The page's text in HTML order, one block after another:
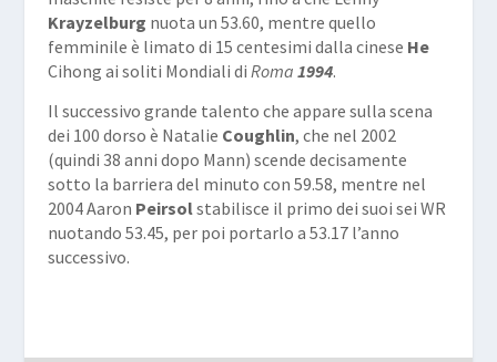
Krayzelburg nuota un 53.60, mentre quello
femminile è limato di 15 centesimi dalla cinese He
Cihong ai soliti Mondiali di Roma 1994.
Il successivo grande talento che appare sulla scena
dei 100 dorso è Natalie Coughlin, che nel 2002
(quindi 38 anni dopo Mann) scende decisamente
sotto la barriera del minuto con 59.58, mentre nel
2004 Aaron Peirsolstabilisce il primo dei suoi sei WR
nuotando 53.45, per poi portarlo a 53.17 l’anno
successivo.